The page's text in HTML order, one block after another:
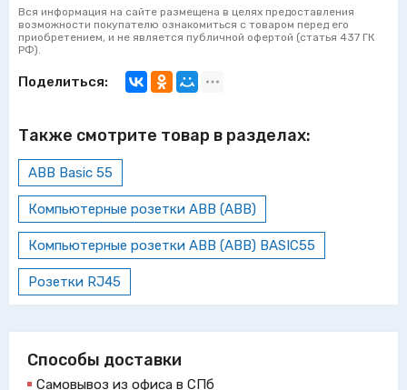
Вся информация на сайте размещена в целях предоставления
возможности покупателю ознакомиться с товаром перед его
приобретением, и не является публичной офертой (статья 437 ГК
РФ).
Поделиться:
Также смотрите товар в разделах:
ABB Basic 55
Компьютерные розетки ABB (АВВ)
Компьютерные розетки ABB (АВВ) BASIC55
Розетки RJ45
Способы доставки
Самовывоз из офиса в СПб